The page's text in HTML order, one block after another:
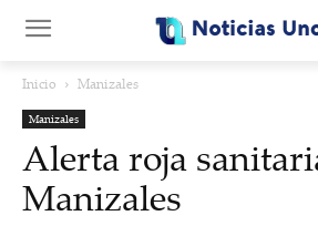
Inicio Manizales
Manizales
Alerta roja
Manizales